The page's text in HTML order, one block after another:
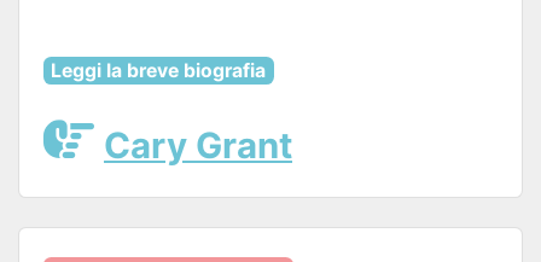
Leggi la breve biografia
Cary Grant